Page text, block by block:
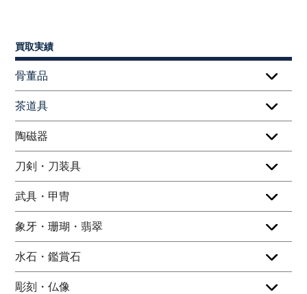
買取実績
骨董品
茶道具
陶磁器
刀剣・刀装具
武具・甲冑
象牙・珊瑚・翡翠
水石・鑑賞石
彫刻・仏像